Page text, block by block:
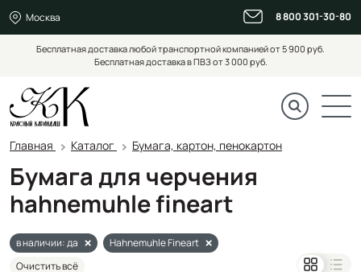
Москва 8 800 301-30-80
Бесплатная доставка любой транспортной компанией от 5 900 руб.
Бесплатная доставка в ПВЗ от 3 000 руб.
Главная Каталог Бумага, картон, пенокартон
Бумага для черчения
hahnemuhle fineart
в наличии: да
Hahnemuhle Fineart
Очистить всё